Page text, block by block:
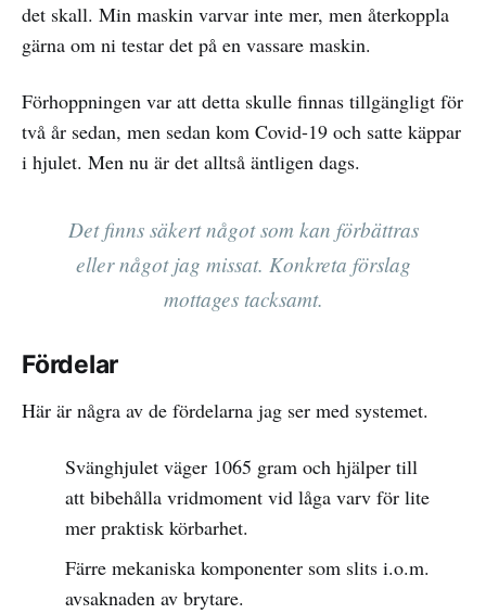
det skall. Min maskin varvar inte mer, men återkoppla
gärna om ni testar det på en vassare maskin.
Förhoppningen var att detta skulle finnas tillgängligt för
två år sedan, men sedan kom Covid-19 och satte käppar
i hjulet. Men nu är det alltså äntligen dags.
Det finns säkert något som kan förbättras
eller något jag missat. Konkreta förslag
mottages tacksamt.
Fördelar
Här är några av de fördelarna jag ser med systemet.
Svänghjulet väger 1065 gram och hjälper till
att bibehålla vridmoment vid låga varv för lite
mer praktisk körbarhet.
Färre mekaniska komponenter som slits i.o.m.
avsaknaden av brytare.